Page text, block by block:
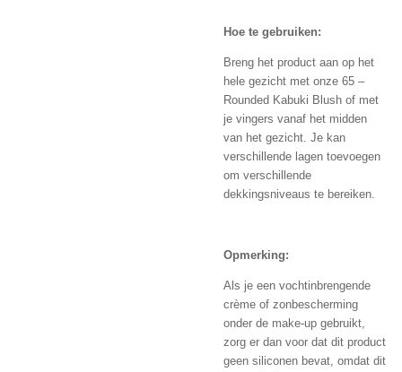
Hoe te gebruiken:
Breng het product aan op het
hele gezicht met onze 65 –
Rounded Kabuki Blush of met
je vingers vanaf het midden
van het gezicht. Je kan
verschillende lagen toevoegen
om verschillende
dekkingsniveaus te bereiken.
Opmerking:
Als je een vochtinbrengende
crème of zonbescherming
onder de make-up gebruikt,
zorg er dan voor dat dit product
geen siliconen bevat, omdat dit